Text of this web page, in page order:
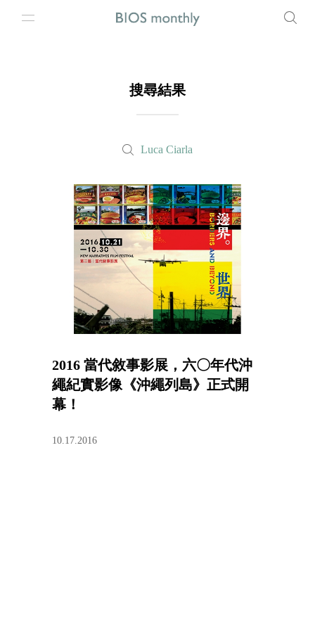
搜尋結果
Luca Ciarla
2016 當代敘事影展，六〇年代沖
繩紀實影像《沖繩列島》正式開
幕！
10.17.2016